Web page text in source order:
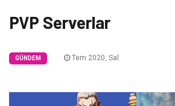
PVP Serverlar
GÜNDEM Tem 2020, Sal